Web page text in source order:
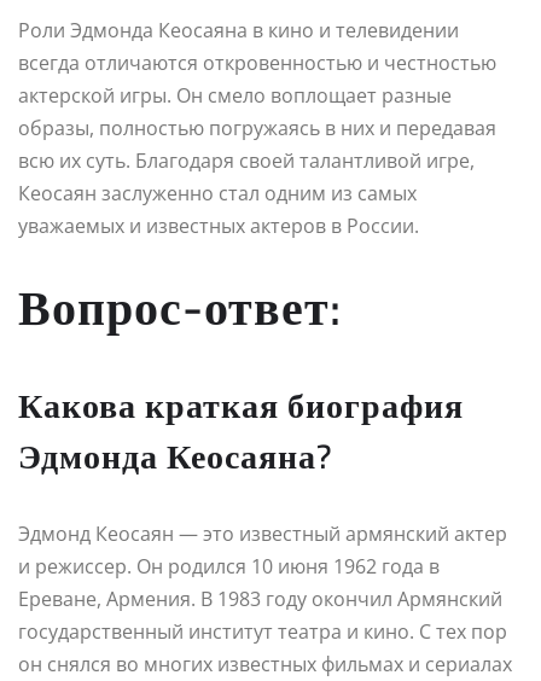
Роли Эдмонда Кеосаяна в кино и телевидении
всегда отличаются откровенностью и честностью
актерской игры. Он смело воплощает разные
образы, полностью погружаясь в них и передавая
всю их суть. Благодаря своей талантливой игре,
Кеосаян заслуженно стал одним из самых
уважаемых и известных актеров в России.
Вопрос-ответ:
Какова краткая биография
Эдмонда Кеосаяна?
Эдмонд Кеосаян — это известный армянский актер
и режиссер. Он родился 10 июня 1962 года в
Ереване, Армения. В 1983 году окончил Армянский
государственный институт театра и кино. С тех пор
он снялся во многих известных фильмах и сериалах